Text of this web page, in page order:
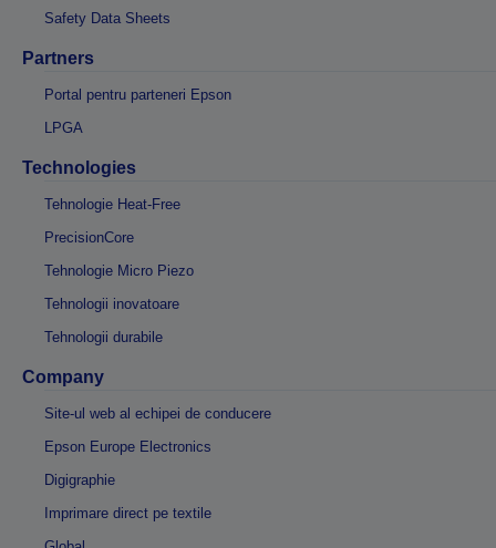
Safety Data Sheets
Partners
Portal pentru parteneri Epson
LPGA
Technologies
Tehnologie Heat-Free
PrecisionCore
Tehnologie Micro Piezo
Tehnologii inovatoare
Tehnologii durabile
Company
Site-ul web al echipei de conducere
Epson Europe Electronics
Digigraphie
Imprimare direct pe textile